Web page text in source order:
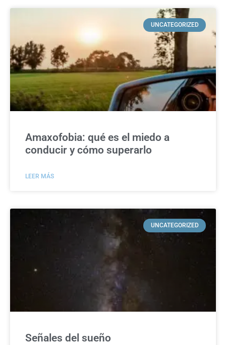
UNCATEGORIZED
Amaxofobia: qué es el miedo a
conducir y cómo superarlo
LEER MÁS
UNCATEGORIZED
Señales del sueño